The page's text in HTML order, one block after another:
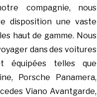
compagnie, nous
disposition une vaste
haut de gamme. Nous
dans des voitures
équipées telles que
Porsche Panamera,
Viano Avantgarde,